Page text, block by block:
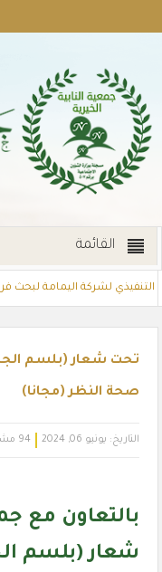
القائمة
التنفيذي لشركة اليمامة لبحث
تحت شعار (بلسم
صحة النظر (مجانا)
التاريخ: يونيو 06, 2024 94 مشاهدة
بالتعاون مع
شعار (بلسم